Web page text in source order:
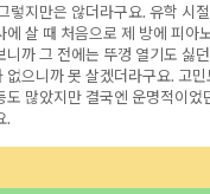
렇지만은 않더라구요. 유학 시절
에 살 때 처음으로 제 방에 피아
니까 그 전에는 뚜껑 열기도 싫던
없으니까 못 살겠더라구요. 고민
도 많았지만 결국엔 운명적이었
.